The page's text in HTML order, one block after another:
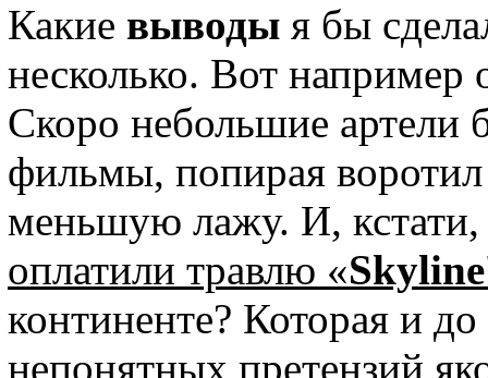
Какие выводы я бы
несколько. Вот например
Скоро небольшие артели
фильмы, попирая
меньшую лажу. И, кстати,
оплатили травлю «Skyline
континенте? Которая и
непонятных претензий